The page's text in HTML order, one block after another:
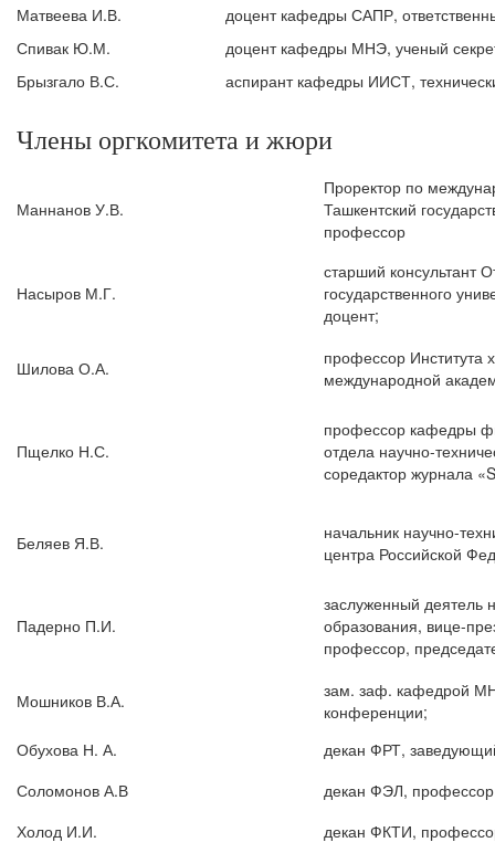
Матвеева И.В.
доцент кафедры САПР,
Спивак Ю.М.
доцент кафедры МНЭ, ученый
Брызгало В.С.
аспирант кафедры ИИСТ,
Члены оргкомитета и жюри
Маннанов У.В.
Проректор по
Ташкентский
профессор
Насыров М.Г.
старший консультант
государственного
доцент;
Шилова О.А.
профессор Института
международной
Пщелко Н.С.
профессор кафедры
отдела научно-
соредактор журнала
Беляев Я.В.
начальник научно-
центра Российской
Падерно П.И.
заслуженный деятель
образования, вице-
профессор,
Мошников В.А.
зам. заф. кафедрой
конференции;
Обухова Н. А.
декан ФРТ,
Соломонов А.В
декан ФЭЛ,
Холод И.И.
декан ФКТИ,